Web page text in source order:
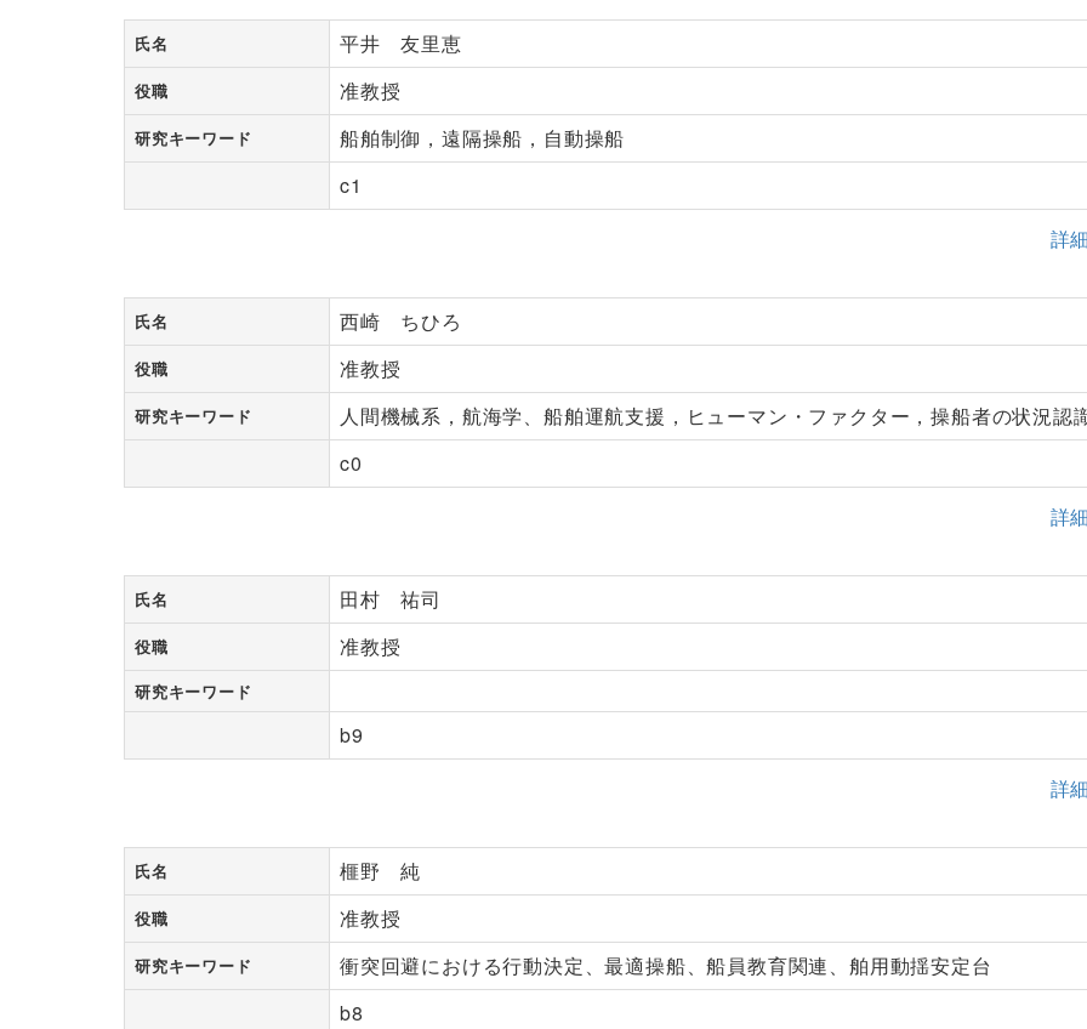
氏名 平井 友里恵
役職 准教授
研究キーワード
船舶制御，遠隔操船，自動操船
c1
詳
氏名 西崎 ちひろ
役職 准教授
研究キーワード
人間機械系，航海学、船舶運航支援，ヒューマン・ファクター，操船者の状況認
c0
詳
氏名 田村 祐司
役職 准教授
研究キーワード
b9
詳
氏名 榧野 純
役職 准教授
研究キーワード
衝突回避における行動決定、最適操船、船員教育関連、舶用動揺安定台
b8